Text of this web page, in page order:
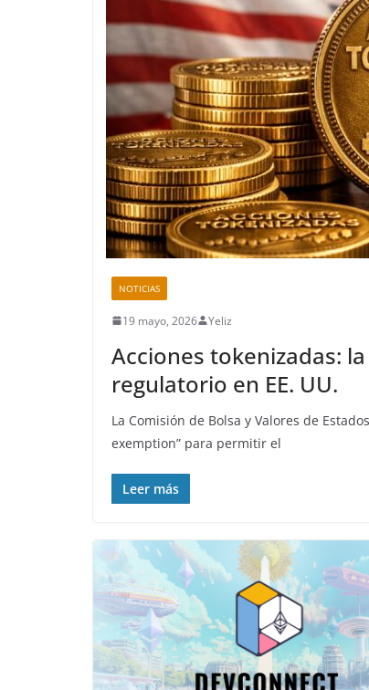
NOTICIAS
19 mayo, 2026 Yeliz
Acciones tokenizadas:
regulatorio en EE. UU.
La Comisión de Bolsa y Valores de
exemption” para permitir el
Leer más